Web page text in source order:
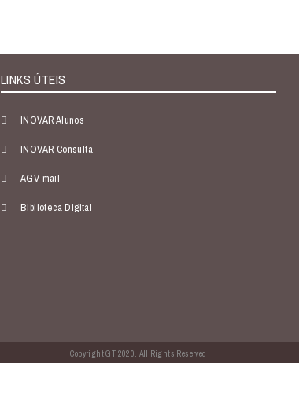
LINKS ÚTEIS
INOVAR Alunos
INOVAR Consulta
AGV mail
Biblioteca Digital
Copyright GT 2020. All Rights Reserved